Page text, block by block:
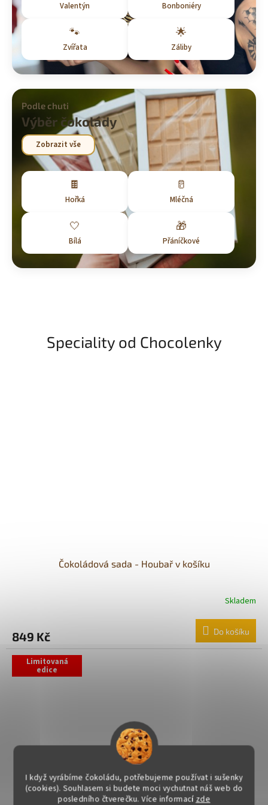
I když vyrábíme čokoládu, potřebujeme používat i sušenky
(cookies). Souhlasem si budete moci vychutnat náš web do
posledního čtverečku. Více informací zde
Valentýn Bonboniéry
🐾
Zvířata
🌟
Záliby
Podle chuti
Výběr čokolády
Zobrazit vše
🍫
Hořká
🥛
Mléčná
🤍
Bílá
🎁
Přáníčkové
Speciality od Chocolenky
Čokoládová sada - Houbař v košíku
je
5,0
Skladem
849 Kč Do košíku
Limitovaná
edice